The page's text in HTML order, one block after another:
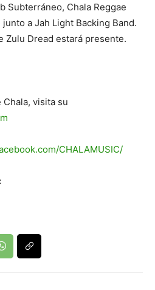
Subterráneo, Chala Reggae
a Jah Light Backing Band.
Zulu Dread estará presente.
visita su
CHALAMUSIC/